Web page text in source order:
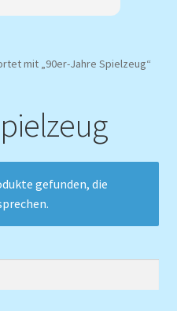
mit „90er-Jahre Spielzeug“
gefunden, die